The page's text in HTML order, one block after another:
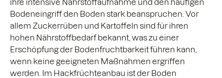
ihre intensive Nährstoffaufnahme und den häufigen
Bodeneingriff den Boden stark beanspruchen. Vor
allem Zuckerrüben und Kartoffeln sind für ihren
hohen Nährstoffbedarf bekannt, was zu einer
Erschöpfung der Bodenfruchtbarkeit führen kann,
wenn keine geeigneten Maßnahmen ergriffen
werden. Im Hackfrüchteanbau ist der Boden